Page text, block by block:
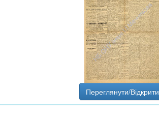
Переглянути/Відкрити